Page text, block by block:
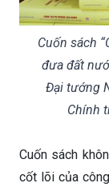
Cuốn sách
đưa đất
Đại tướng
Chính
Cuốn sách
cốt lõi của